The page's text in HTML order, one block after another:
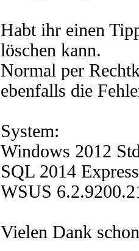
Habt ihr einen
löschen kann.
Normal per
ebenfalls die
System:
Windows 2012
SQL 2014 Express
WSUS
Vielen Dank